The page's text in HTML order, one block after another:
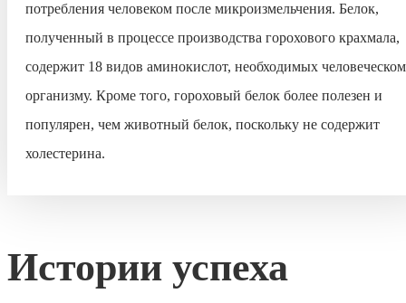
потребления человеком после микроизмельчения. Белок,
полученный в процессе производства горохового крахмала,
содержит 18 видов аминокислот, необходимых
организму. Кроме того, гороховый белок более полезен и
популярен, чем животный белок, поскольку не содержит
холестерина.
Истории успеха